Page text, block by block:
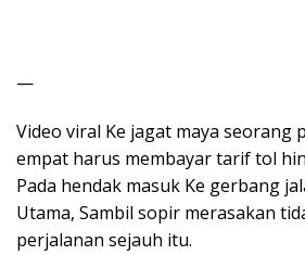
—
Video viral Ke jagat maya seorang
empat harus membayar tarif tol
Pada hendak masuk Ke gerbang
Utama, Sambil sopir merasakan
perjalanan sejauh itu.